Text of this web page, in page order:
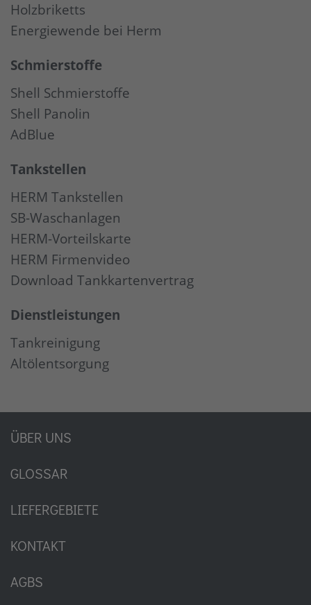
Holzbriketts
Energiewende bei Herm
Schmierstoffe
Shell Schmierstoffe
Shell Panolin
AdBlue
Tankstellen
HERM Tankstellen
SB-Waschanlagen
HERM-Vorteilskarte
HERM Firmenvideo
Download Tankkartenvertrag
Dienstleistungen
Tankreinigung
Altölentsorgung
ÜBER UNS
GLOSSAR
LIEFERGEBIETE
KONTAKT
AGBS